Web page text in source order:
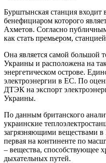
Бурштынская станция входит
бенефициаром которого
Ахметов. Согласно
как стать премьером,
Она является самой большой
Украины и расположена на
энергетическом острове.
электроэнергии в ЕС. По
ДТЭК на экспорт
Украины.
По данным британского
украинские
загрязняющими веществами
первая на континенте по
– вещества, способствующее
дыхательных путей.